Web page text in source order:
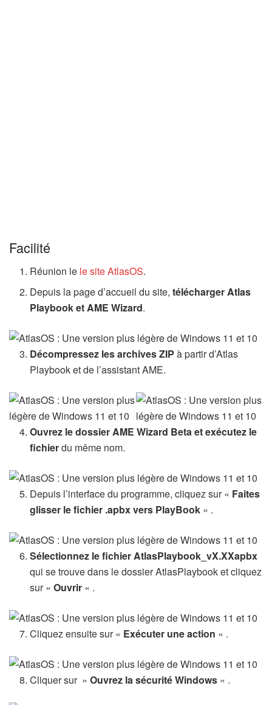
Facilité
Réunion le le site AtlasOS.
Depuis la page d’accueil du site,télécharger Atlas
Playbook et AME Wizard.
Décompressez les archives ZIP à partir d’Atlas
Playbook et de l’assistant AME.
Ouvrez le dossier AME Wizard Beta et exécutez le
fichierdu même nom.
Depuis l’interface du programme, cliquez sur « Faites
glisser le fichier .apbx vers PlayBook « .
Sélectionnez le fichier AtlasPlaybook_vX.XXapbx
qui se trouve dans le dossier AtlasPlaybook et cliquez
sur «Ouvrir « .
Cliquez ensuite sur « Exécuter une action « .
Cliquer sur »Ouvrez la sécurité Windows « .